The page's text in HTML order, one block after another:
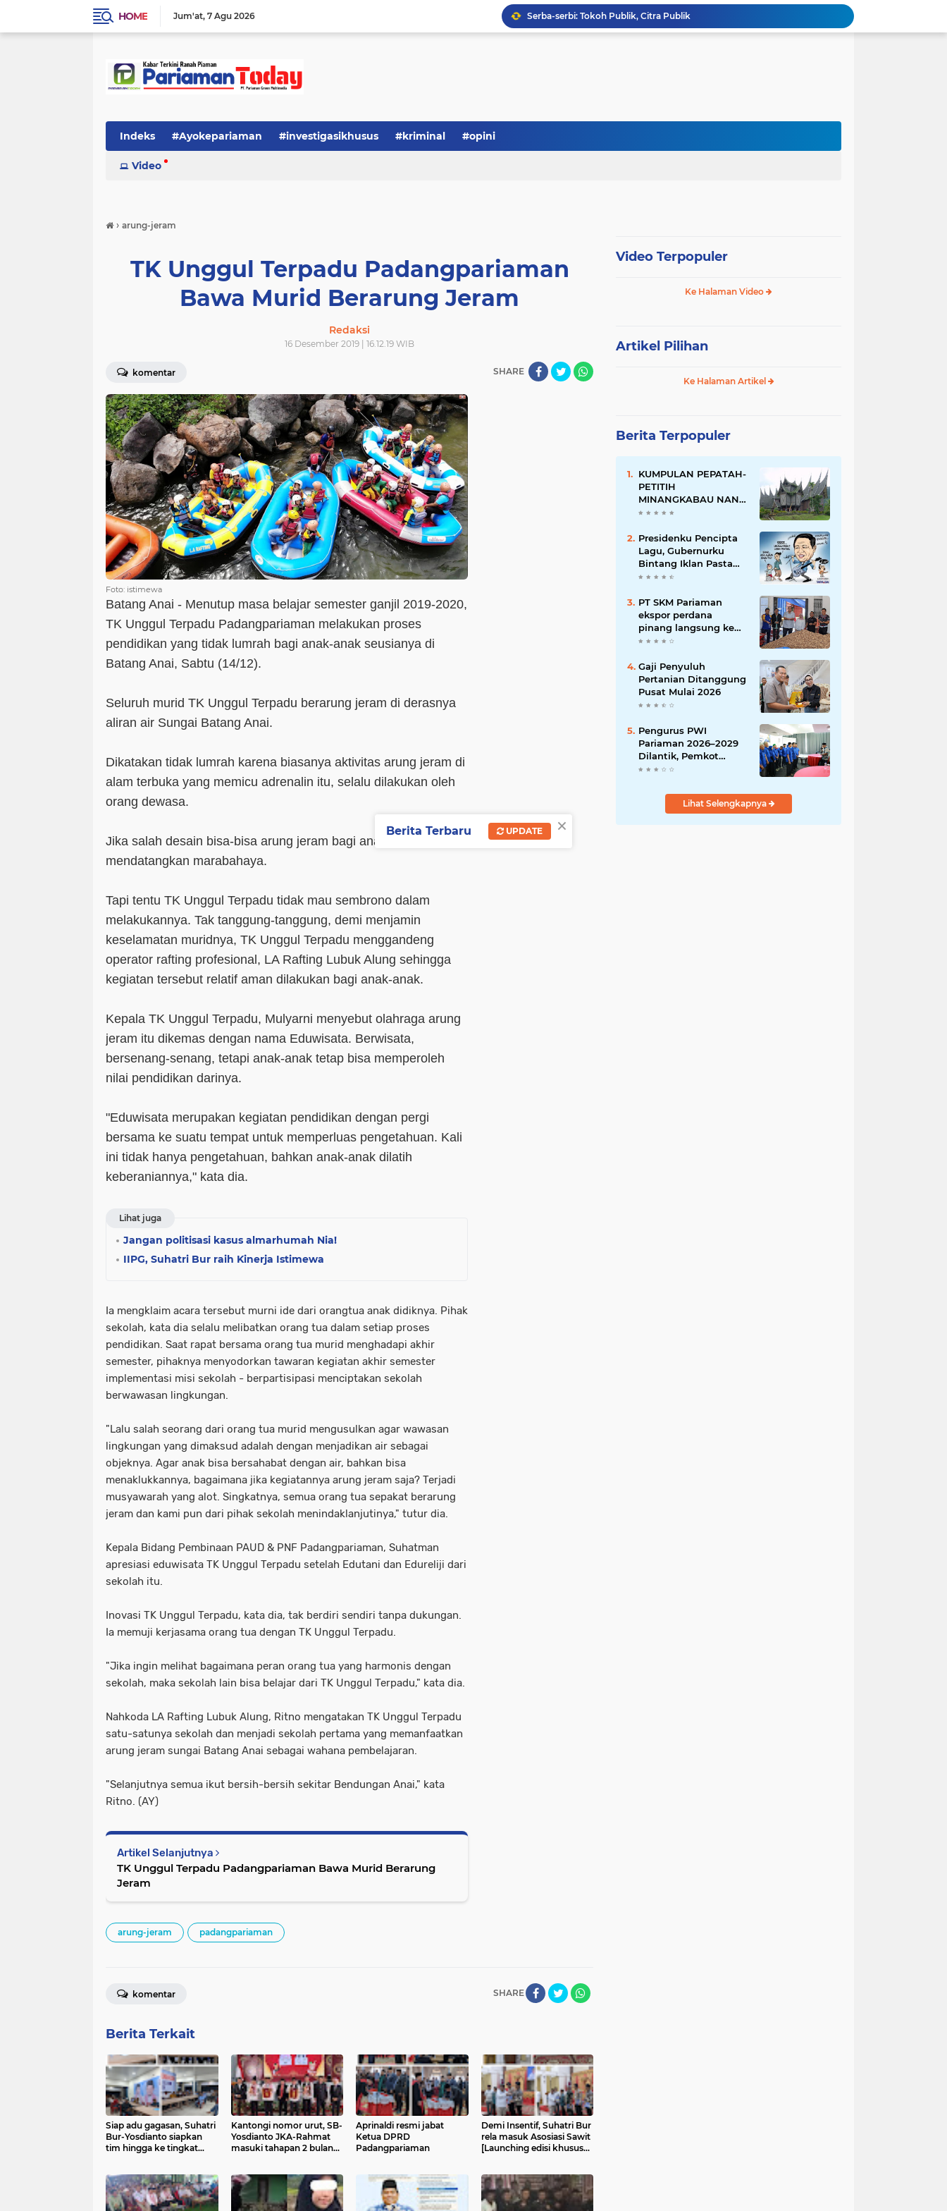
HOME Jum'at 7 Agu 2026
Serba-serbi: Tokoh Publik, Citra Publik
Wali Kota Pariaman Lepas Kontingen Pramuka ke Jambore Nasional XII di Cibubur
SEPEDA TANTE, Inovasi Digital Pemko Pariaman Percepat Pendaftaran Tanda Tangan Elektronik
Indeks #Ayokepariaman #investigasikhusus #kriminal #opini
Video
› arung-jeram
TK Unggul Terpadu Padangpariaman
Bawa Murid Berarung Jeram
Redaksi
16 Desember 2019 | 16.12.19 WIB
komentar SHARE
Foto: istimewa
Batang Anai - Menutup masa belajar semester ganjil 2019-2020,
TK Unggul Terpadu Padangpariaman melakukan proses
pendidikan yang tidak lumrah bagi anak-anak seusianya di
Batang Anai, Sabtu (14/12).
Seluruh murid TK Unggul Terpadu berarung jeram di derasnya
aliran air Sungai Batang Anai.
Dikatakan tidak lumrah karena biasanya aktivitas arung jeram di
alam terbuka yang memicu adrenalin itu, selalu dilakukan oleh
orang dewasa.
Jika salah desain bisa-bisa arung jeram bagi anak tersebut
mendatangkan marabahaya.
Tapi tentu TK Unggul Terpadu tidak mau sembrono dalam
melakukannya. Tak tanggung-tanggung, demi menjamin
keselamatan muridnya, TK Unggul Terpadu menggandeng
operator rafting profesional, LA Rafting Lubuk Alung sehingga
kegiatan tersebut relatif aman dilakukan bagi anak-anak.
Kepala TK Unggul Terpadu, Mulyarni menyebut olahraga arung
jeram itu dikemas dengan nama Eduwisata. Berwisata,
bersenang-senang, tetapi anak-anak tetap bisa memperoleh
nilai pendidikan darinya.
"Eduwisata merupakan kegiatan pendidikan dengan pergi
bersama ke suatu tempat untuk memperluas pengetahuan. Kali
ini tidak hanya pengetahuan, bahkan anak-anak dilatih
keberaniannya," kata dia.
Lihat juga
Jangan politisasi kasus almarhumah Nia!
IIPG, Suhatri Bur raih Kinerja Istimewa
Ia mengklaim acara tersebut murni ide dari orangtua anak didiknya. Pihak
sekolah, kata dia selalu melibatkan orang tua dalam setiap proses
pendidikan. Saat rapat bersama orang tua murid menghadapi akhir
semester, pihaknya menyodorkan tawaran kegiatan akhir semester
implementasi misi sekolah - berpartisipasi menciptakan sekolah
berwawasan lingkungan.
"Lalu salah seorang dari orang tua murid mengusulkan agar wawasan
lingkungan yang dimaksud adalah dengan menjadikan air sebagai
objeknya. Agar anak bisa bersahabat dengan air, bahkan bisa
menaklukkannya, bagaimana jika kegiatannya arung jeram saja? Terjadi
musyawarah yang alot. Singkatnya, semua orang tua sepakat berarung
jeram dan kami pun dari pihak sekolah menindaklanjutinya," tutur dia.
Kepala Bidang Pembinaan PAUD & PNF Padangpariaman, Suhatman
apresiasi eduwisata TK Unggul Terpadu setelah Edutani dan Edureliji dari
sekolah itu.
Inovasi TK Unggul Terpadu, kata dia, tak berdiri sendiri tanpa dukungan.
Ia memuji kerjasama orang tua dengan TK Unggul Terpadu.
"Jika ingin melihat bagaimana peran orang tua yang harmonis dengan
sekolah, maka sekolah lain bisa belajar dari TK Unggul Terpadu," kata dia.
Nahkoda LA Rafting Lubuk Alung, Ritno mengatakan TK Unggul Terpadu
satu-satunya sekolah dan menjadi sekolah pertama yang memanfaatkan
arung jeram sungai Batang Anai sebagai wahana pembelajaran.
"Selanjutnya semua ikut bersih-bersih sekitar Bendungan Anai," kata
Ritno. (AY)
Artikel Selanjutnya
TK Unggul Terpadu Padangpariaman Bawa Murid Berarung
Jeram
arung-jeram padangpariaman
SHARE
komentar
Berita Terkait
Siap adu gagasan, Suhatri
Bur-Yosdianto siapkan
tim hingga ke tingkat
Kantongi nomor urut, SB-
Yosdianto JKA-Rahmat
masuki tahapan 2 bulan
Aprinaldi resmi jabat
Ketua DPRD
Padangpariaman
Demi Insentif, Suhatri Bur
rela masuk Asosiasi Sawit
[Launching edisi khusus
Video Terpopuler
Ke Halaman Video
Artikel Pilihan
Ke Halaman Artikel
Berita Terpopuler
KUMPULAN PEPATAH-
PETITIH
MINANGKABAU NAN
ELOK
Presidenku Pencipta
Lagu, Gubernurku
Bintang Iklan Pasta
Gigi
PT SKM Pariaman
ekspor perdana
pinang langsung ke
India
Gaji Penyuluh
Pertanian Ditanggung
Pusat Mulai 2026
Pengurus PWI
Pariaman 2026–2029
Dilantik, Pemkot
Tekankan Sinergi dan
Lihat Selengkapnya
×
Berita Terbaru UPDATE